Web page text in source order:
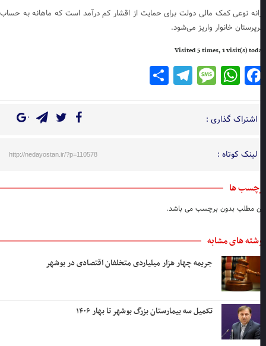
نوعی کمک مالی دولت برای حمایت از اقشار کم درآمد است که ماهانه به حساب
خانوار واریز می‌شود.
Visited 5 times, 1 visit(s)
Facebook
WhatsApp
Message
Telegram
Share
اشتراک گذاری :
لینک کوتاه : http://nedayostan.ir/?p=110578
ها
مطلب بدون برچسب می باشد.
های مشابه
جریمه چهار هزار میلیاردی متخلفان اقتصادی در بوشهر
تکمیل سه بیمارستان بزرگ بوشهر تا بهار ۱۴۰۶